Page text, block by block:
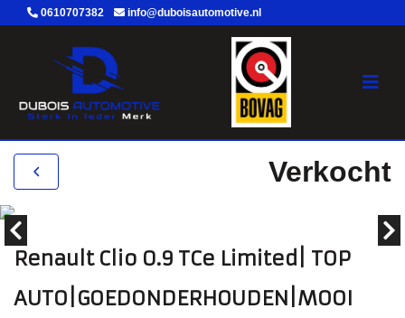
0610707382 info@duboisautomotive.nl
Verkocht
Renault Clio 0.9 TCe Limited| TOP
AUTO|GOEDONDERHOUDEN|MOOI